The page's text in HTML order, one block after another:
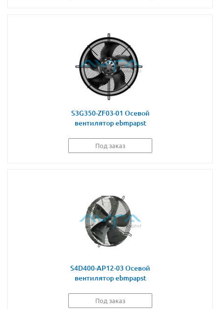
S3G350-ZF03-01 Осевой
вентилятор ebmpapst
Под заказ
S4D400-AP12-03 Осевой
вентилятор ebmpapst
Под заказ